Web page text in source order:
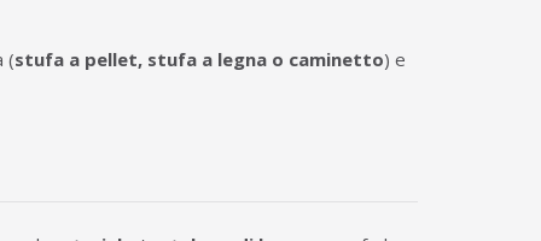
(stufa a pellet, stufa a legna o caminetto) e